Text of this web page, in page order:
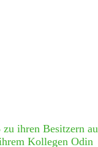
zu ihren Besitzern
Kollegen Odin